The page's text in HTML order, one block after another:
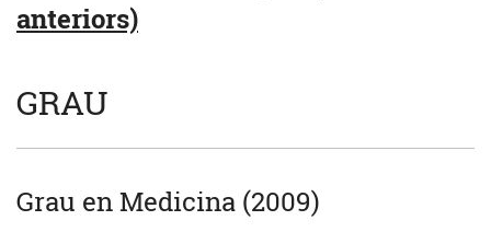
anteriors)
GRAU
Grau en Medicina (2009)